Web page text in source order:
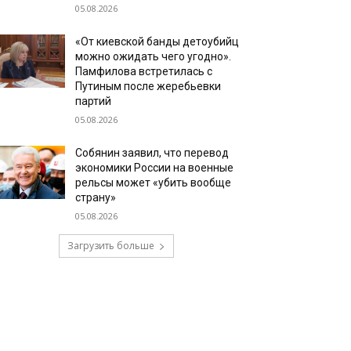
05.08.2026
«От киевской банды детоубийц
можно ожидать чего угодно».
Памфилова встретилась с
Путиным после жеребьевки
партий
05.08.2026
Собянин заявил, что перевод
экономики России на военные
рельсы может «убить вообще
страну»
05.08.2026
Загрузить больше